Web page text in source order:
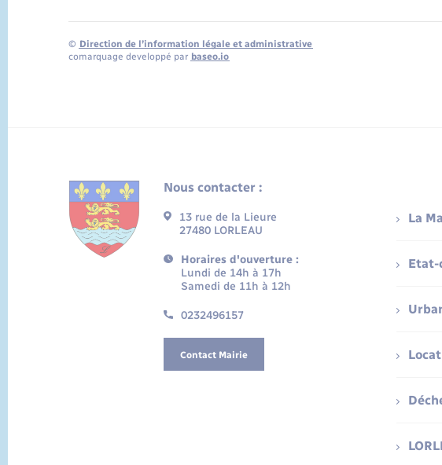
© Direction de l’information légale et administrative
comarquage developpé par baseo.io
Nous contacter :
13 rue de la Lieure
27480 LORLEAU
Horaires d'ouverture :
Lundi de 14h à 17h
Samedi de 11h à 12h
0232496157
Contact Mairie
La
Etat-